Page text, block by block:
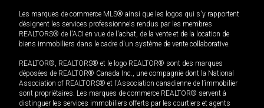
Les marques de commerce MLS® ainsi que les logos qui s'y rapportent
désignent les services professionnels rendus par les membres
REALTORS® de l'ACI en vue de l'achat, de la vente et de la location de
biens immobiliers dans le cadre d'un système de vente collaborative.
REALTOR®, REALTORS® et le logo REALTOR® sont des marques
déposées de REALTOR® Canada Inc., une compagnie dont la National
Association of REALTORS® et l'Association canadienne de l’immobilier
sont propriétaires. Les marques de commerce REALTOR® servent à
distinguer les services immobiliers offerts par les courtiers et agents